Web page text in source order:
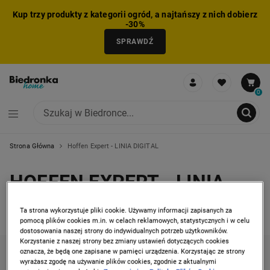
Kup trzy produkty z kategorii ogród, a najtańszy z nich dobierz
-30%
SPRAWDŹ
0
Strona Główna Hoffen Expert - LINIA DIGITAL
HOFFEN EXPERT - LINIA
DIGITAL
3 produkty
KATEGORIE FILTRUJ SORTUJ
Ta strona wykorzystuje pliki cookie. Używamy informacji zapisanych za
pomocą plików cookies m.in. w celach reklamowych, statystycznych i w celu
dostosowania naszej strony do indywidualnych potrzeb użytkowników.
Korzystanie z naszej strony bez zmiany ustawień dotyczących cookies
oznacza, że będą one zapisane w pamięci urządzenia. Korzystając ze strony
wyrażasz zgodę na używanie plików cookies, zgodnie z aktualnymi